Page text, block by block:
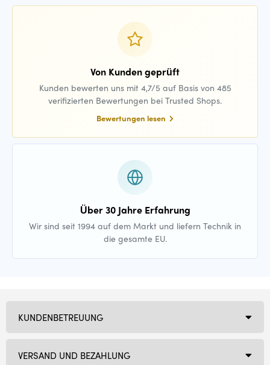
Von Kunden geprüft
Kunden bewerten uns mit 4,7/5 auf Basis von 485
verifizierten Bewertungen bei Trusted Shops.
Bewertungen lesen
Über 30 Jahre Erfahrung
Wir sind seit 1994 auf dem Markt und liefern Technik in
die gesamte EU.
KUNDENBETREUUNG
VERSAND UND BEZAHLUNG